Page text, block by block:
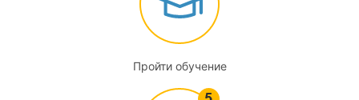
метрологической экспертизы.
2.6
Реализация результатов метрологической экспертизы
Пройти обучение